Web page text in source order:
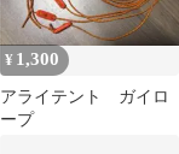
¥ 1,300
アライテント ガイロ
ープ